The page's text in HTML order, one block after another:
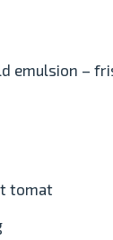
emulsion –
tomat